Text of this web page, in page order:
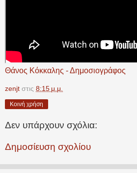
Θάνος Κόκκαλης - Δημοσιογράφος
zenjt στις 8:15 μ.μ.
Κοινή χρήση
Δεν υπάρχουν σχόλια:
Δημοσίευση σχολίου